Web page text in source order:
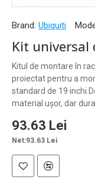
Brand: Ubiquiti
Kitul de montare în
proiectat pentru a
standard de 19
material ușor, dar dura..
93.63 Lei
Net:93.63 Lei